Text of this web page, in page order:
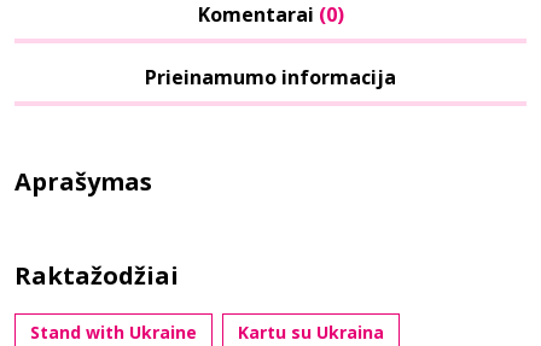
Komentarai (0)
Prieinamumo informacija
Aprašymas
Raktažodžiai
Stand with Ukraine Kartu su Ukraina